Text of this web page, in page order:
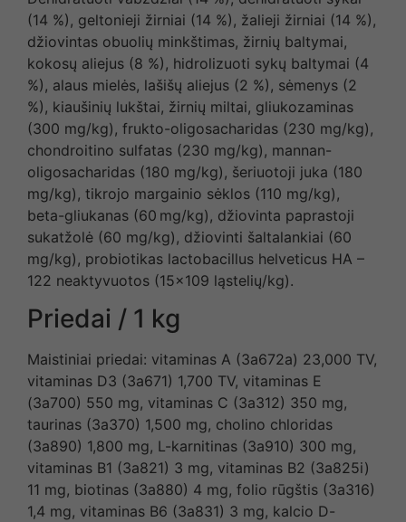
(14 %), geltonieji žirniai (14 %), žalieji žirniai (14 %),
džiovintas obuolių minkštimas, žirnių baltymai,
kokosų aliejus (8 %), hidrolizuoti sykų baltymai (4
%), alaus mielės, lašišų aliejus (2 %), sėmenys (2
%), kiaušinių lukštai, žirnių miltai, gliukozaminas
(300 mg/kg), frukto-oligosacharidas (230 mg/kg),
chondroitino sulfatas (230 mg/kg), mannan-
oligosacharidas (180 mg/kg), šeriuotoji juka (180
mg/kg), tikrojo margainio sėklos (110 mg/kg),
beta-gliukanas (60 mg/kg), džiovinta paprastoji
sukatžolė (60 mg/kg), džiovinti šaltalankiai (60
mg/kg), probiotikas lactobacillus helveticus HA –
122 neaktyvuotos (15×109 ląstelių/kg).
Priedai / 1 kg
Maistiniai priedai: vitaminas A (3a672a) 23,000 TV,
vitaminas D3 (3a671) 1,700 TV, vitaminas E
(3a700) 550 mg, vitaminas C (3a312) 350 mg,
taurinas (3a370) 1,500 mg, cholino chloridas
(3a890) 1,800 mg, L-karnitinas (3a910) 300 mg,
vitaminas B1 (3a821) 3 mg, vitaminas B2 (3a825i)
11 mg, biotinas (3a880) 4 mg, folio rūgštis (3a316)
1,4 mg, vitaminas B6 (3a831) 3 mg, kalcio D-